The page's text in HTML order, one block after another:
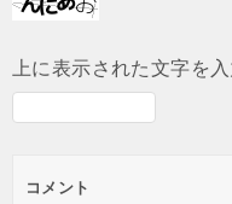
上に表示された文字を
コメント